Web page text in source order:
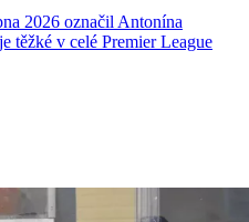
2026 označil Antonína
těžké v celé Premier League